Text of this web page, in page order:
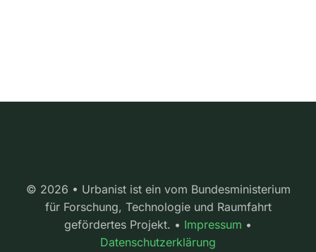
© 2026 • Urbanist ist ein vom Bundesministerium
für Forschung, Technologie und Raumfahrt
gefördertes Projekt. • Impressum •
Datenschutzerklärung